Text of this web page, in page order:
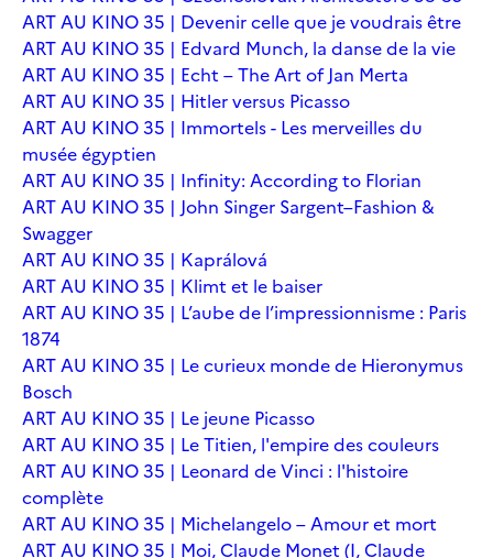
ART AU KINO 35 | Devenir celle que je voudrais être
ART AU KINO 35 | Edvard Munch, la danse de la vie
ART AU KINO 35 | Echt – The Art of Jan Merta
ART AU KINO 35 | Hitler versus Picasso
ART AU KINO 35 | Immortels - Les merveilles du
musée égyptien
ART AU KINO 35 | Infinity: According to Florian
ART AU KINO 35 | John Singer Sargent–Fashion &
Swagger
ART AU KINO 35 | Kaprálová
ART AU KINO 35 | Klimt et le baiser
ART AU KINO 35 | L’aube de l’impressionnisme : Paris
1874
ART AU KINO 35 | Le curieux monde de Hieronymus
Bosch
ART AU KINO 35 | Le jeune Picasso
ART AU KINO 35 | Le Titien, l'empire des couleurs
ART AU KINO 35 | Leonard de Vinci : l'histoire
complète
ART AU KINO 35 | Michelangelo – Amour et mort
ART AU KINO 35 | Moi, Claude Monet (I, Claude